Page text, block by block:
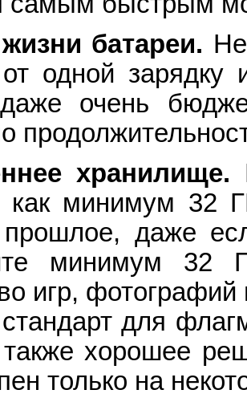
батареи.
от одной
очень
хранилище.
как минимум 32
прошлое, даже
минимум 32
игр,
для
хорошее
только на